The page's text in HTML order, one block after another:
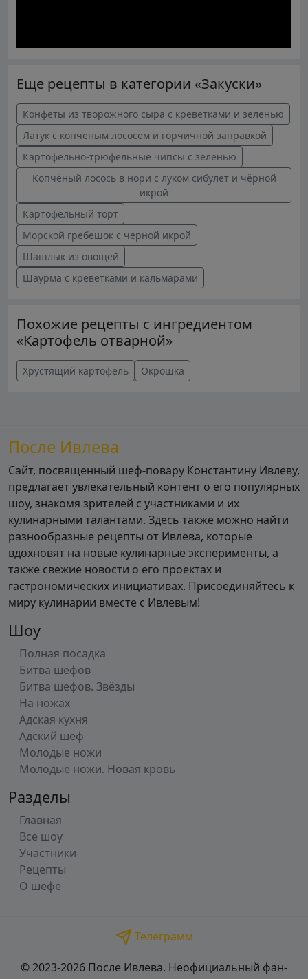
Еще рецепты в категории «Закуски»
Конфеты из творожного сыра с креветками и зеленью
Латук с копченым лососем и горчичной заправкой
Картофельно-трюфельные чипсы с зеленью
Копчёный лосось в нори с луком сибулет и чёрной
икрой
Картофельный торт
Морской гребешок с черной икрой
Шашлык из овощей
Шаурма с креветками и кальмарами
Похожие рецепты с ингредиентом
«Картофель отварной»
Хрустящий картофель Окрошка
После Ивлева
Сайт, посвященный шеф-повару Константину Ивлеву,
предлагает увлекательный контент о его популярных
шоу, знакомя зрителей с участниками и их
кулинарными талантами. Здесь также можно найти
разнообразные рецепты от Ивлева, которые
вдохновят на новые кулинарные эксперименты, а
также свежие новости о его проектах и
гастрономических инициативах. Присоединяйтесь к
миру кулинарии вместе с Ивлевым!
Шоу
Полная посадка
Битва шефов
Битва шефов. Звёзды
На ножах
Адская кухня
Адский шеф
Молодые ножи
Молодые ножи. Новая кровь
Разделы
Главная
Все шоу
Участники
Рецепты
О шефе
Телеграмм
© 2023-2026 После Ивлева. Неофициальный фан-